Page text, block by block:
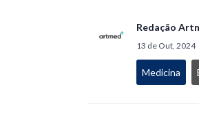
Redação
13 de Out, 2024
Medicina